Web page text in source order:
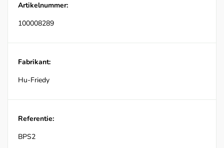
Artikelnummer:
100008289
Fabrikant:
Hu-Friedy
Referentie:
BPS2